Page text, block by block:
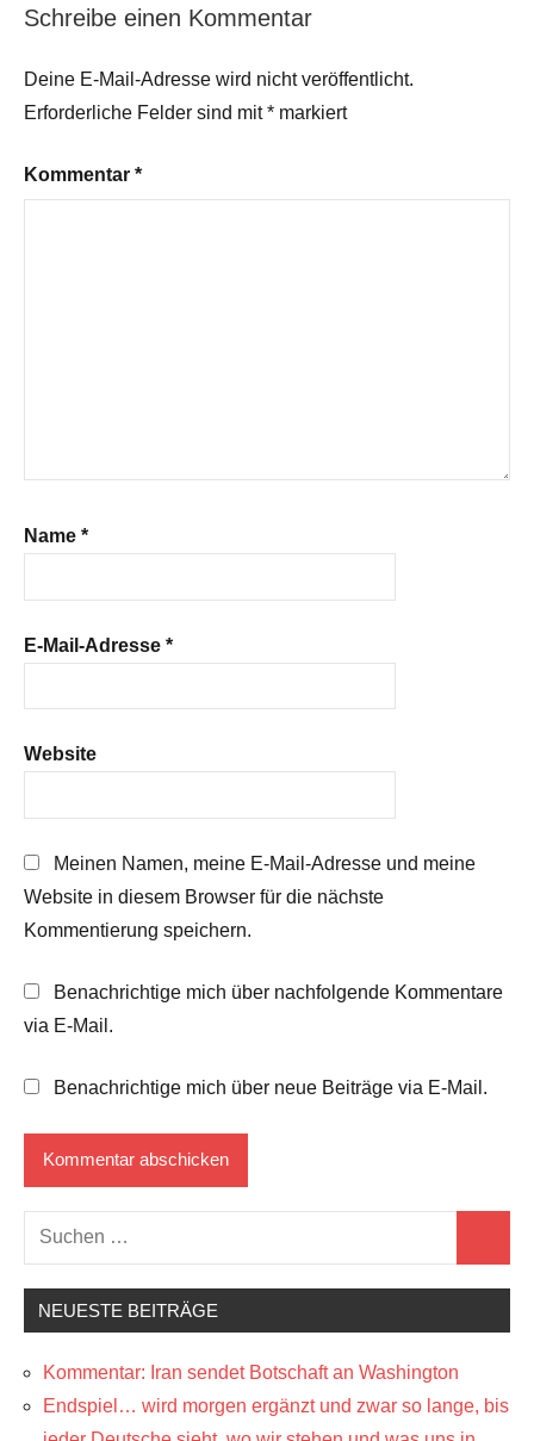
Nazi ,
Zionistin
Schreibe einen Kommentar
Deine E-Mail-Adresse wird nicht veröffentlicht.
Erforderliche Felder sind mit* markiert
Kommentar *
Name *
E-Mail-Adresse *
Website
Meinen Namen, meine E-Mail-Adresse und meine
Website in diesem Browser für die nächste
Kommentierung speichern.
Benachrichtige mich über nachfolgende Kommentare
via E-Mail.
Benachrichtige mich über neue Beiträge via E-Mail.
Suchen
nach:
NEUESTE BEITRÄGE
Kommentar: Iran sendet Botschaft an Washington
Endspiel… wird morgen ergänzt und zwar so lange, bis